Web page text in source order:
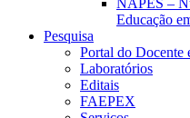
NAPES –
Educação
Pesquisa
Portal do Docente
Laboratórios
Editais
FAEPEX